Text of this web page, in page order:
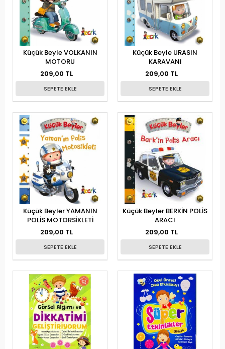
Küçük Beyle VOLKANIN
MOTORU
209,00 TL
SEPETE EKLE
Küçük Beyle URASIN
KARAVANI
209,00 TL
SEPETE EKLE
Küçük Beyler YAMANIN
POLİS MOTORSİKLETİ
209,00 TL
SEPETE EKLE
Küçük Beyler BERKİN POLİS
ARACI
209,00 TL
SEPETE EKLE